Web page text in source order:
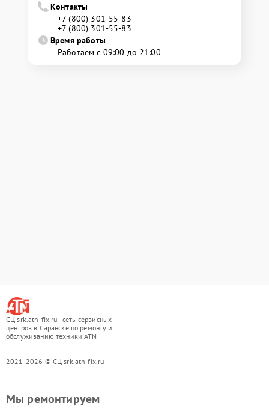
Контакты
+7 (800) 301-55-83
+7 (800) 301-55-83
Время работы
Работаем с 09:00 до 21:00
СЦ srk.atn-fix.ru - сеть сервисных
центров в Саранске по ремонту и
обслуживанию техники ATN
2021-2026 © СЦ srk.atn-fix.ru
Мы ремонтируем